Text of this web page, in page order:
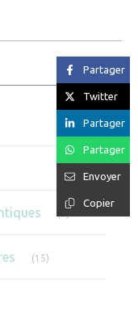
Partager
Twitter
Partager
Partager
Envoyer
Copier
Articles Count
(15)